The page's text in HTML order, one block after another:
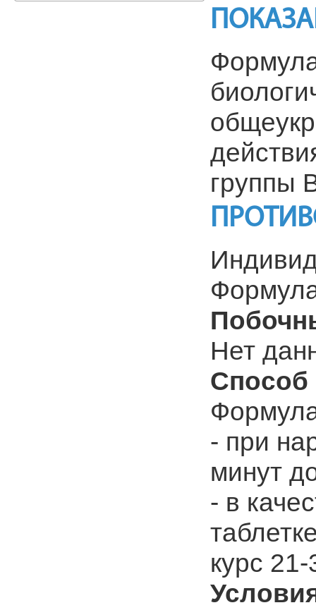
группы
Нет
Способ
- при
минут
- в
курс